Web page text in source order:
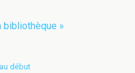
bibliothèque »
début